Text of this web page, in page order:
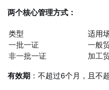
两个核心管理方式：
类型 适用
一批一证
一般
非一批一证
加工
有效期 ：不超过6个月，且不